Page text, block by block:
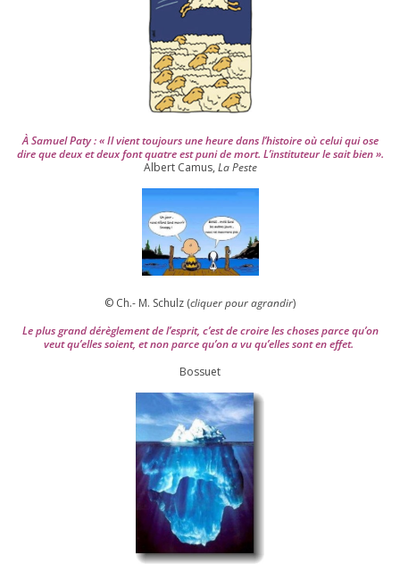
À Samuel Paty : « Il vient tou­jours une heure dans l’his­toire où celui qui ose
dire que deux et deux font quatre est puni de mort. L’instituteur le sait bien ».
Albert Camus, La Peste
© Ch.- M. Schulz (cli­quer pour agran­dir)
Le plus grand dérè­gle­ment de l’es­prit, c’est de croire les choses parce qu’on
veut qu’elles soient, et non parce qu’on a vu qu’elles sont en effet.
Bossuet